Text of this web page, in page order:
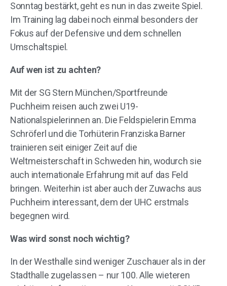
Sonntag bestärkt, geht es nun in das zweite Spiel.
Im Training lag dabei noch einmal besonders der
Fokus auf der Defensive und dem schnellen
Umschaltspiel.
Auf wen ist zu achten?
Mit der SG Stern München/Sportfreunde
Puchheim reisen auch zwei U19-
Nationalspielerinnen an. Die Feldspielerin Emma
Schröferl und die Torhüterin Franziska Barner
trainieren seit einiger Zeit auf die
Weltmeisterschaft in Schweden hin, wodurch sie
auch internationale Erfahrung mit auf das Feld
bringen. Weiterhin ist aber auch der Zuwachs aus
Puchheim interessant, dem der UHC erstmals
begegnen wird.
Was wird sonst noch wichtig?
In der Westhalle sind weniger Zuschauer als in der
Stadthalle zugelassen – nur 100. Alle wieteren